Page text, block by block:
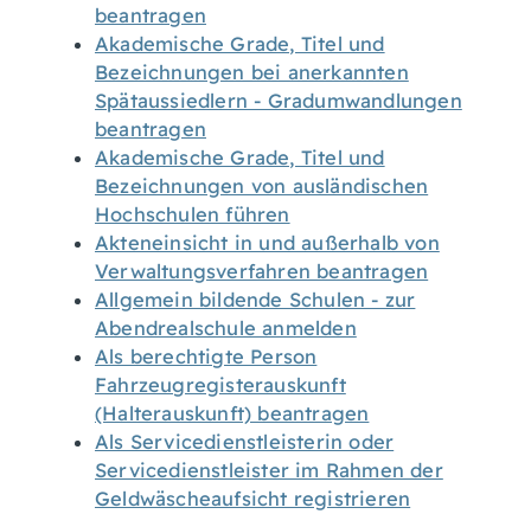
beantragen
Akademische Grade, Titel und
Bezeichnungen bei anerkannten
Spätaussiedlern - Gradumwandlungen
beantragen
Akademische Grade, Titel und
Bezeichnungen von ausländischen
Hochschulen führen
Akteneinsicht in und außerhalb von
Verwaltungsverfahren beantragen
Allgemein bildende Schulen - zur
Abendrealschule anmelden
Als berechtigte Person
Fahrzeugregisterauskunft
(Halterauskunft) beantragen
Als Servicedienstleisterin oder
Servicedienstleister im Rahmen der
Geldwäscheaufsicht registrieren